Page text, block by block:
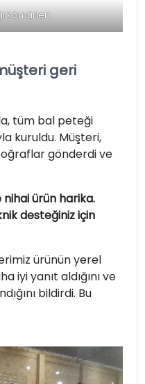
kömürleri
geri
tüm bal peteği
kuruldu. Müşteri,
gönderdi ve
ürün harika.
desteğiniz için
ürünün yerel
iyi yanıt aldığını ve
bildirdi. Bu